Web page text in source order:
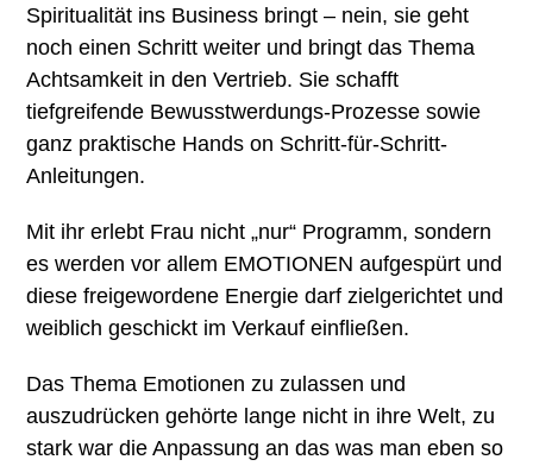
Spiritualität ins Business bringt – nein, sie geht
noch einen Schritt weiter und bringt das Thema
Achtsamkeit in den Vertrieb. Sie schafft
tiefgreifende Bewusstwerdungs-Prozesse sowie
ganz praktische Hands on Schritt-für-Schritt-
Anleitungen.
Mit ihr erlebt Frau nicht „nur“ Programm, sondern
es werden vor allem EMOTIONEN aufgespürt und
diese freigewordene Energie darf zielgerichtet und
weiblich geschickt im Verkauf einfließen.
Das Thema Emotionen zu zulassen und
auszudrücken gehörte lange nicht in ihre Welt, zu
stark war die Anpassung an das was man eben so